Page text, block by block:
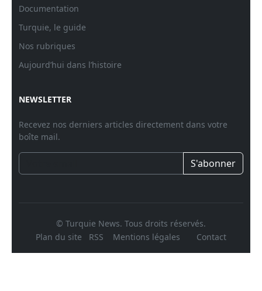
Documentation
Turquie, le guide
Nos rubriques
Aujourd’hui dans l’histoire
NEWSLETTER
Recevez nos derniers articles directement dans votre
boîte mail.
S'abonner
© Turquie News. Tous droits réservés.
Plan du site
RSS Mentions légales Contact